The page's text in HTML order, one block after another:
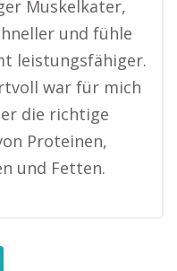
Muskelkater,
und fühle
leistungsfähiger.
war für mich
die richtige
Proteinen,
und Fetten.